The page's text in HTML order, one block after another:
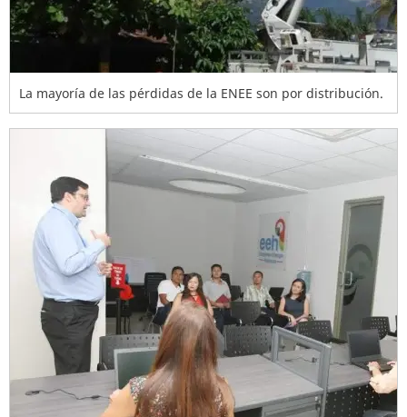
La mayoría de las pérdidas de la ENEE son por distribución.